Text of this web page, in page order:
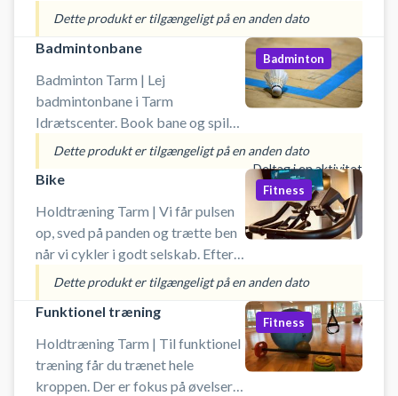
Skjern. Padelbanen er en double
udendørsbane. Book padelbane nu
og spil padel i Tarm på udendørs
padelbaner i Ringkøbing-Skjern
Kommune. Tarm Idrætscenter -
padel byder på 2 double
Gratis parkering ved
padelbanerne hos Idrætscenter i
Tarm. ✔ Lån af bat og bolde er
inklusiv i booking af padel banen.
✔ Omklædningsrum og
badefaciliteter. #padel-tarm
#padel-ringkøbing
Dette produkt er tilgængeligt på en anden dato
Badmintonbane
Badminton Tarm | Lej
badmintonbane i Tarm
Idrætscenter. Book bane og spil
badminton i Tarm på en af
idrætscentrets badmintonbaner.
Booking af badmintonbane er inkl.
lån af badminton ketcher og
bolde. Ved booking af badminton
bane er der gratis parkering ved
som du finder på Skovvej 25, 6880
Tarm.
Badminton
Dette produkt er tilgængeligt på en anden dato
Deltag i en aktivitet
Bike
Holdtræning Tarm | Vi får pulsen
op, sved på panden og trætte ben
når vi cykler i godt selskab. Efter
dette lidt kortere spinningshold, er
det oplagt at melde dig på
cirkeltræning lige bagefter - så
har du fået en fantastisk træning
af hele kroppen og med både puls
og styrke!
Fitness
Dette produkt er tilgængeligt på en anden dato
Funktionel træning
Holdtræning Tarm | Til funktionel
træning får du trænet hele
kroppen. Der er fokus på øvelser
Fitness